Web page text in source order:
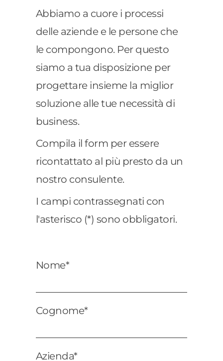
Abbiamo a cuore i processi
delle aziende e le persone che
le compongono. Per questo
siamo a tua disposizione per
progettare insieme la miglior
soluzione alle tue necessità di
business.
Compila il form per essere
ricontattato al più presto da un
nostro consulente.
I campi contrassegnati con
l'asterisco (*) sono obbligatori.
Nome*
Cognome*
Azienda*